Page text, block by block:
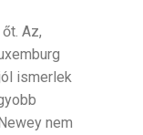
Az,
ismerlek
nem